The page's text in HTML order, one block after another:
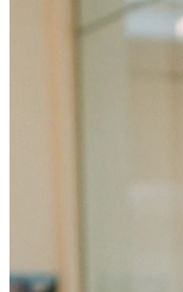
Persoonlijk,
We leren jou echt
Matchen op